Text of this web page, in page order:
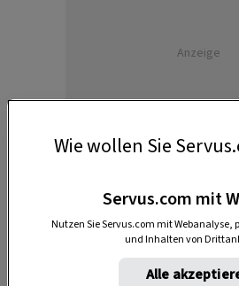
Anzeige
1. Gewickelte Krebs-
Wie wollen Sie
Servus.com mit
Nutzen Sie Servus.com mit Webanalyse,
und Inhalten von
Alle